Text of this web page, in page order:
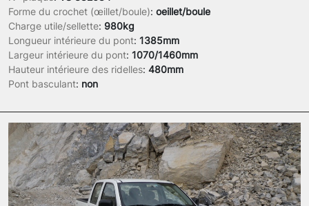
Forme du crochet (œillet/boule): oeillet/boule
Charge utile/sellette: 980kg
Longueur intérieure du pont: 1385mm
Largeur intérieure du pont: 1070/1460mm
Hauteur intérieure des ridelles: 480mm
Pont basculant: non